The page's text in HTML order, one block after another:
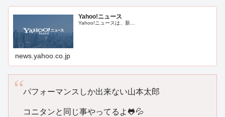
Yahoo!ニュース
Yahoo!ニュースは、新…
news.yahoo.co.jp
パフォーマンスしか出来ない山本太郎
コニタンと同じ事やってるよ🐸💦